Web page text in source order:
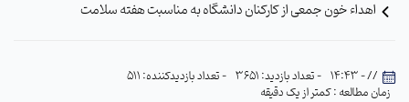
اهداء خون جمعی از کارکنان دانشگاه به مناسبت هفته سلامت
// - 14:43 - تعداد بازدید: 3651
- تعداد بازدیدکننده: 511
زمان مطالعه : کمتر از یک دقیقه